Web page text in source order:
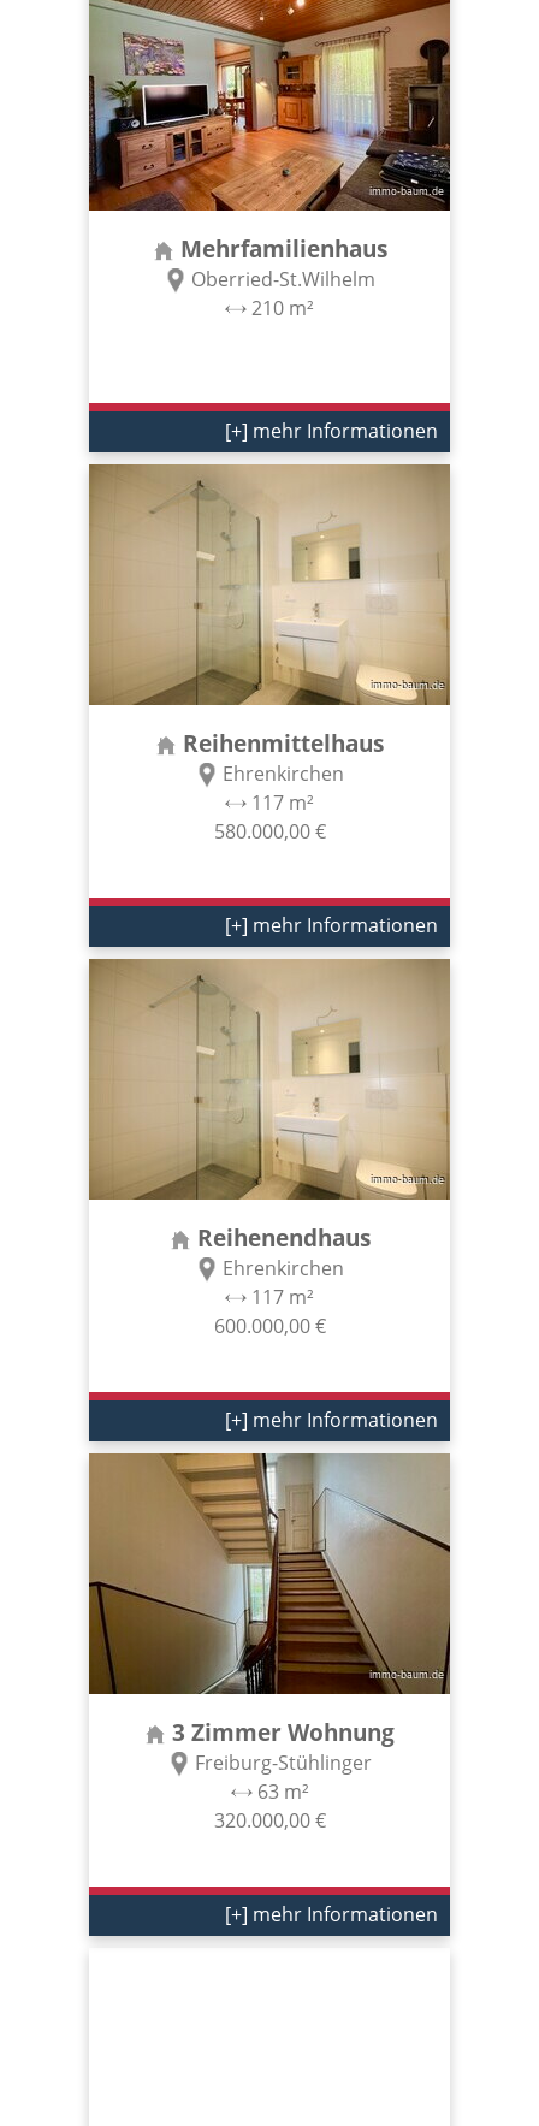
Mehrfamilienhaus
Oberried-St.Wilhelm
210 m²
[+] mehr Informationen
Reihenmittelhaus
Ehrenkirchen
117 m²
580.000,00 €
[+] mehr Informationen
Reihenendhaus
Ehrenkirchen
117 m²
600.000,00 €
[+] mehr Informationen
3 Zimmer Wohnung
Freiburg-Stühlinger
63 m²
320.000,00 €
[+] mehr Informationen